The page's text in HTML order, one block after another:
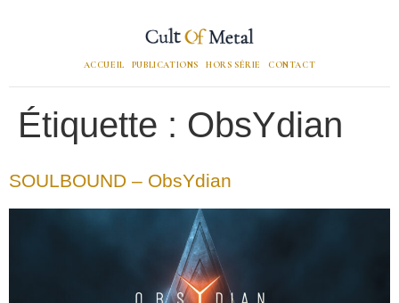
ACCUEIL PUBLICATIONS HORS SÉRIE CONTACT
Étiquette : ObsYdian
SOULBOUND – ObsYdian